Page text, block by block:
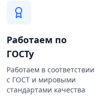
Работаем по
ГОСТу
Работаем в соответствии
с ГОСТ и мировыми
стандартами качества